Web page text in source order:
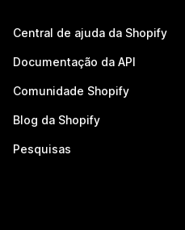
Central de ajuda da Shopify
Documentação da API
Comunidade Shopify
Blog da Shopify
Pesquisas